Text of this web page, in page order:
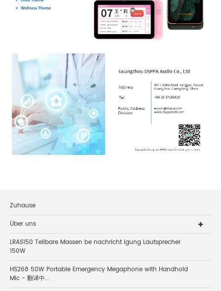
Zuhause
Über uns
LRAS150 Teilbare Massen be nachricht igung Lautsprecher
150W
HS268 50W Portable Emergency Megaphone with Handhold
Mic - 翻译中...